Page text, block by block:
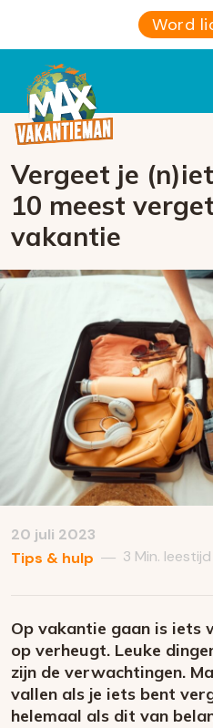
Word
Vergeet je
10 meest
vakantie
20 juli 2023
Tips & hulp — 3 Min. leestijd
Op vakantie gaan is iets
op verheugt. Leuke
zijn de verwachtingen.
vallen als je iets bent
helemaal als dit van